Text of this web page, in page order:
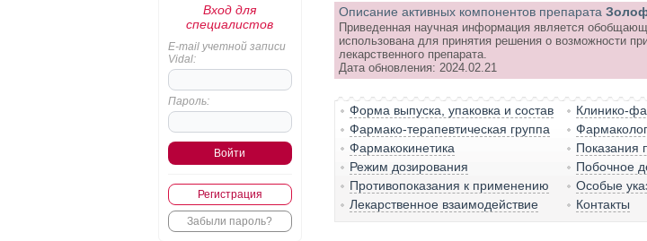
Вход для
специалистов
E-mail учетной записи
Vidal:
Пароль:
Регистрация
Забыли пароль?
Описание активных компонентов препарата
Приведенная научная информация является
использована для принятия решения о возможности
лекарственного препарата.
Дата обновления: 2024.02.21
Форма выпуска, упаковка и состав
Клинико-
Фармако-терапевтическая группа
Фармакокинетика
Показания
Режим дозирования
Побочное
Противопоказания к применению
Особые
Лекарственное взаимодействие
Контакты